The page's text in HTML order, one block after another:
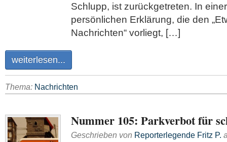
Schlupp, ist zurückgetreten. In
persönlichen Erklärung, die den
Nachrichten“ vorliegt, […]
weiterlesen...
Thema: Nachrichten
Nummer 105: Parkverbot für
Geschrieben von Reporterlegende Fritz P.